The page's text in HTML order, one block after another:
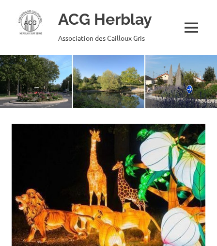
Skip
to
content
ACG Herblay
Association des Cailloux Gris
MENU